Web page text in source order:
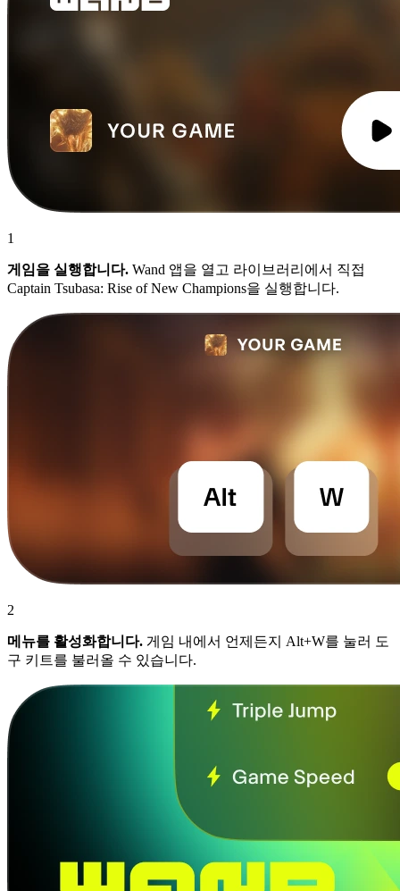
1
게임을 실행합니다. Wand 앱을 열고 라이브러리에서 직접
Captain Tsubasa: Rise of New Champions을 실행합니다.
2
메뉴를 활성화합니다. 게임 내에서 언제든지 Alt+W를 눌러 도
구 키트를 불러올 수 있습니다.